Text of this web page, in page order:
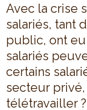
Avec la crise
salariés, tant
public, ont
salariés
certains
secteur
télétravailler